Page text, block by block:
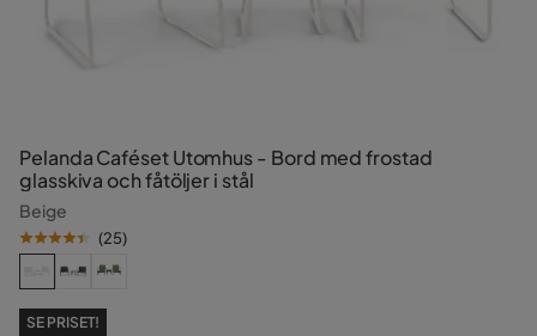
Pelanda Caféset Utomhus - Bord med frostad
glasskiva och fåtöljer i stål
Beige
(25)
SE PRISET!